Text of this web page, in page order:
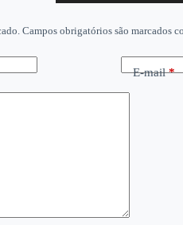
áudio
Campos obrigatórios são marcados
E-mail*